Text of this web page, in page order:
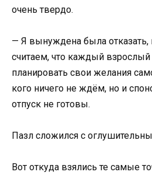
очень твердо.
— Я вынуждена была отказать,
считаем, что каждый
планировать свои желания
кого ничего не ждём, но и
отпуск не готовы.
Пазл сложился с
Вот откуда взялись те самые